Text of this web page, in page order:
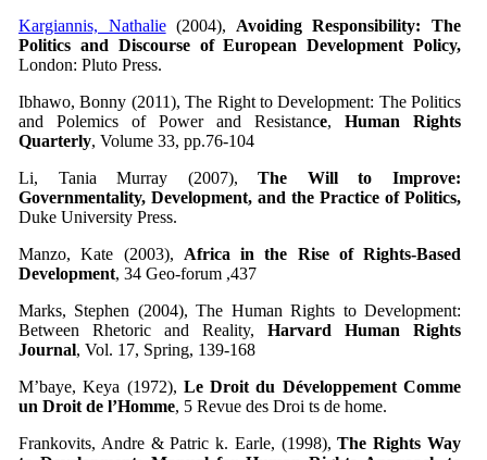
Kargiannis, Nathalie(2004), Avoiding Responsibility: The
Politics and Discourse of European Development Policy,
London: Pluto Press.
Ibhawo, Bonny (2011), The Right to Development: The Politics
and Polemics of Power and Resistance, Human Rights
Quarterly, Volume 33, pp.76-104
Li, Tania Murray (2007),The Will to Improve:
Governmentality, Development, and the Practice of Politics,
Duke University Press.
Manzo, Kate (2003), Africa in the Rise of Rights-Based
Development, 34 Geo-forum ,437
Marks, Stephen (2004), The Human Rights to Development:
Between Rhetoric and Reality, Harvard Human Rights
Journal, Vol. 17, Spring, 139-168
M’baye, Keya (1972), Le Droit du Développement Comme
un Droit de l’Homme, 5 Revue des Droi ts de home.
Frankovits, Andre & Patric k. Earle, (1998),The Rights Way